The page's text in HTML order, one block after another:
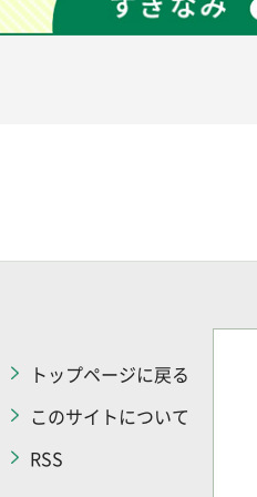
トップページに戻る
このサイトについて
RSS